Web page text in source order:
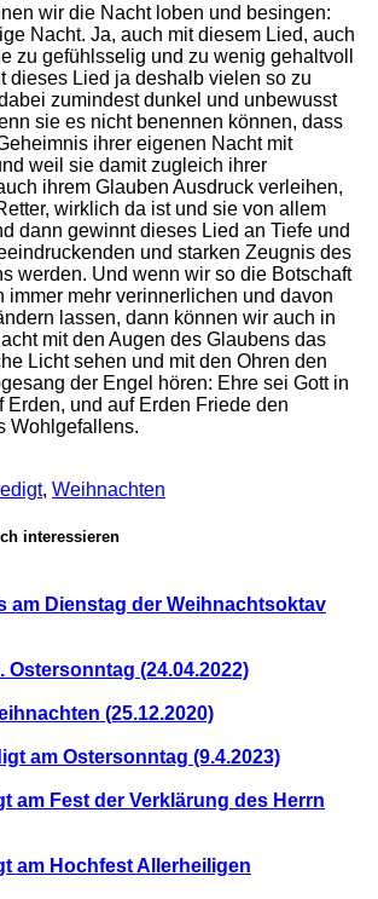
wir die Nacht loben und besingen:
Nacht. Ja, auch mit diesem Lied, auch
zu gefühlsselig und zu wenig gehaltvoll
dieses Lied ja deshalb vielen so zu
zumindest dunkel und unbewusst
sie es nicht benennen können, dass
ihrer eigenen Nacht mit
weil sie damit zugleich ihrer
ihrem Glauben Ausdruck verleihen,
wirklich da ist und sie von allem
dann gewinnt dieses Lied an Tiefe und
und starken Zeugnis des
werden. Und wenn wir so die Botschaft
immer mehr verinnerlichen und davon
lassen, dann können wir auch in
mit den Augen des Glaubens das
Licht sehen und mit den Ohren den
der Engel hören: Ehre sei Gott in
Erden, und auf Erden Friede den
Wohlgefallens.
, Weihnachten
interessieren
am Dienstag der Weihnachtsoktav
Ostersonntag (24.04.2022)
(25.12.2020)
am Ostersonntag (9.4.2023)
am Fest der Verklärung des Herrn
am Hochfest Allerheiligen